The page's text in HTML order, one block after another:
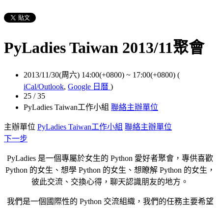
PyLadies Taiwan 2013/11聚會
2013/11/30(周六) 14:00(+0800) ~ 17:00(+0800) (
iCal/Outlook, Google 日曆 )
25 / 35
PyLadies Taiwan工作小組 聯絡主辦單位
主辦單位 PyLadies Taiwan工作小組 聯絡主辦單位
下一步
PyLadies 是一個專屬於女生的 Python 愛好者聚會，專供喜歡
Python 的女生、想學 Python 的女生、想瞭解 Python 的女生，
彼此交流、交換心得，聊天認識朋友的地方。
我們是一個國際性的 Python 交流組織，我們的任務主要希望